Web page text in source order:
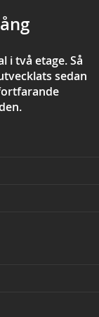
i två etage. Så
sedan